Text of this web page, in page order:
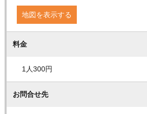
地図を表示する
料金
1人300円
お問合せ先